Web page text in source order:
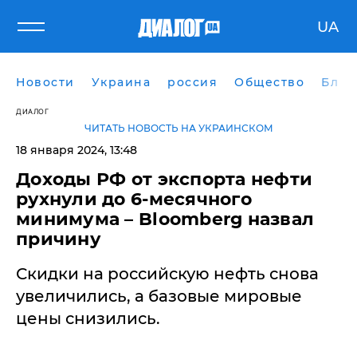
UA
Новости Украина россия Общество
ДИАЛОГ
ЧИТАТЬ НОВОСТЬ НА УКРАИНСКОМ
18 января 2024, 13:48
Доходы РФ от экспорта нефти
рухнули до 6-месячного
минимума – Bloomberg назвал
причину
Скидки на российскую нефть снова
увеличились, а базовые мировые
цены снизились.